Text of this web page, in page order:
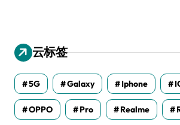
云标签
5G Galaxy Iphone
OPPO Pro Realme